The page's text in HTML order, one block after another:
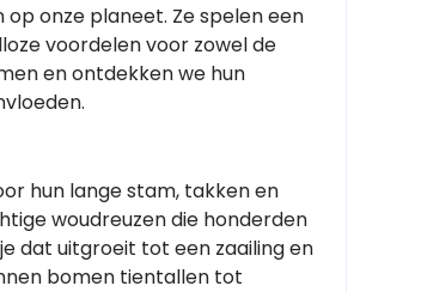
onze planeet. Ze spelen een
voordelen voor zowel de
en ontdekken we hun
hun lange stam, takken en
woudreuzen die honderden
dat uitgroeit tot een zaailing en
bomen tientallen tot